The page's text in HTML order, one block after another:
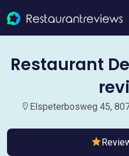
Restaurant
Elspeterbosweg 45,